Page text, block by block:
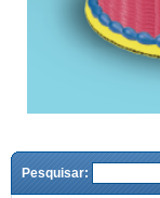
Pesquisar: